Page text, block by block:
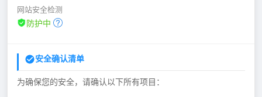
网站安全检测
防护中
安全确认清单
为确保您的安全，请确认以下所有项目：